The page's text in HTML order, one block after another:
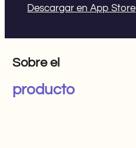
Descargar en App Store
Sobre el
producto